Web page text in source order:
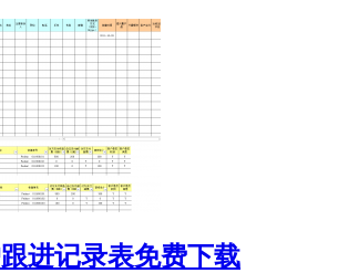
进记录表免费下载